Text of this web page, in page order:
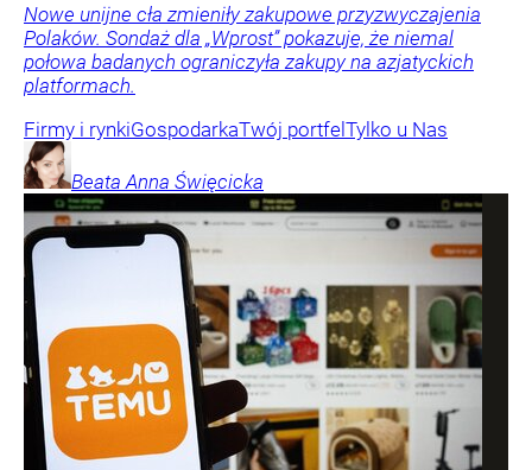
Nowe unijne cła zmieniły zakupowe przyzwyczajenia
Polaków. Sondaż dla „Wprost” pokazuje, że niemal
połowa badanych ograniczyła zakupy na azjatyckich
platformach.
Firmy i rynkiGospodarkaTwój portfelTylko u Nas
Beata Anna Święcicka